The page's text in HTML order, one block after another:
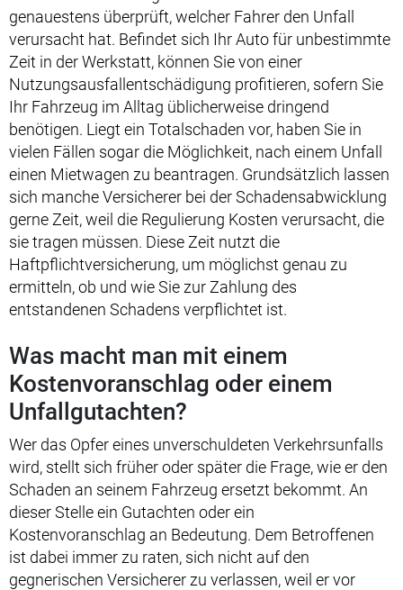
genauestens überprüft, welcher Fahrer den Unfall
verursacht hat. Befindet sich Ihr Auto für unbestimmte
Zeit in der Werkstatt, können Sie von einer
Nutzungsausfallentschädigung profitieren, sofern Sie
Ihr Fahrzeug im Alltag üblicherweise dringend
benötigen. Liegt ein Totalschaden vor, haben Sie in
vielen Fällen sogar die Möglichkeit, nach einem Unfall
einen Mietwagen zu beantragen. Grundsätzlich lassen
sich manche Versicherer bei der Schadensabwicklung
gerne Zeit, weil die Regulierung Kosten verursacht, die
sie tragen müssen. Diese Zeit nutzt die
Haftpflichtversicherung, um möglichst genau zu
ermitteln, ob und wie Sie zur Zahlung des
entstandenen Schadens verpflichtet ist.
Was macht man mit einem
Kostenvoranschlag oder einem
Unfallgutachten?
Wer das Opfer eines unverschuldeten Verkehrsunfalls
wird, stellt sich früher oder später die Frage, wie er den
Schaden an seinem Fahrzeug ersetzt bekommt. An
dieser Stelle ein Gutachten oder ein
Kostenvoranschlag an Bedeutung. Dem Betroffenen
ist dabei immer zu raten, sich nicht auf den
gegnerischen Versicherer zu verlassen, weil er vor